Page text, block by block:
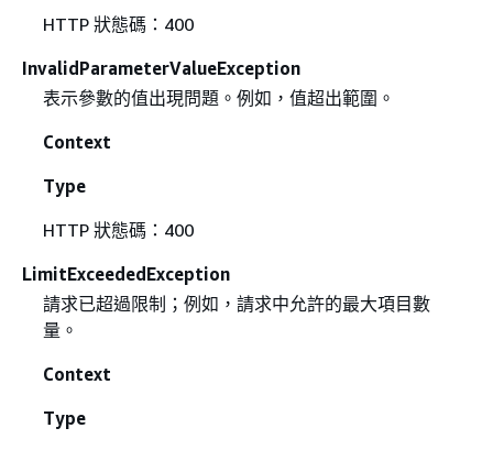
HTTP 狀態碼：400
InvalidParameterValueException
表示參數的值出現問題。例如，值超出範圍。
Context
Type
HTTP 狀態碼：400
LimitExceededException
請求已超過限制；例如，請求中允許的最大項目數
量。
Context
Type